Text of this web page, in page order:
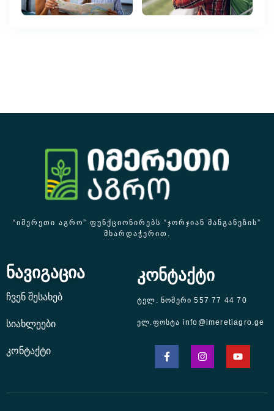
“ᲘᲛᲔᲠᲔᲗᲘ ᲐᲒᲠᲝ” ᲤᲣᲜᲥᲪᲘᲝᲜᲘᲠᲔᲑᲡ “ᲯᲝᲠᲯᲘᲐᲜ ᲛᲐᲜᲒᲐᲜᲔᲖᲘᲡ”
ᲛᲮᲐᲠᲓᲐᲭᲔᲠᲘᲗ.
ნავიგაცია
ჩვენ შესახებ
სიახლეები
კონტაქტი
კონტაქტი
ტელ. ნომერი 557 77 44 70
ელ.ფოსტა info@imeretiagro.ge